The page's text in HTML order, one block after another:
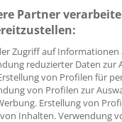
Unionspolitiker greift
Die hochwertigen
möglichst günstig
sollen sich
Partner
Zugriff auf Informationen
reduzierter Daten zur
von Profilen für
von Profilen zur
Erstellung von
Inhalten. Verwendung